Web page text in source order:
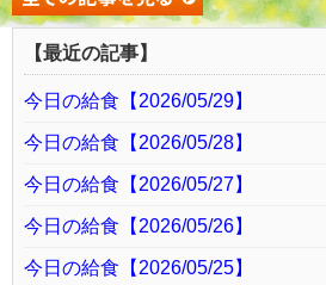
【最近の記事】
今日の給食【2026/05/29】
今日の給食【2026/05/28】
今日の給食【2026/05/27】
今日の給食【2026/05/26】
今日の給食【2026/05/25】